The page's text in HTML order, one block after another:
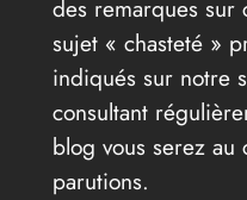
des remarques sur
sujet « chasteté »
indiqués sur notre
consultant
blog vous serez au
parutions.